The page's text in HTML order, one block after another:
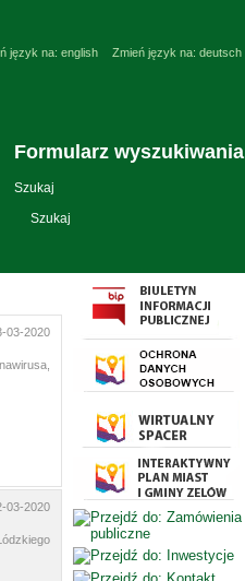
język na: english Zmień język na: deutsch
Formularz wyszukiwania
Szukaj
03-2020
03-2020